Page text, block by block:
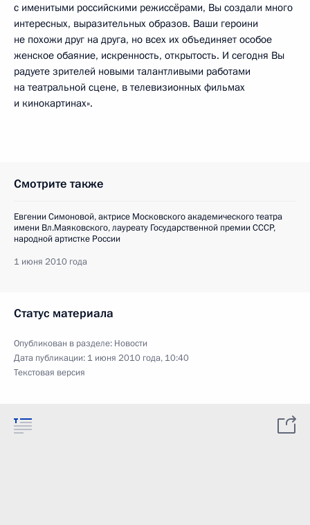
с именитыми российскими режиссёрами, Вы создали много
интересных, выразительных образов. Ваши героини
не похожи друг на друга, но всех их объединяет особое
женское обаяние, искренность, открытость. И сегодня Вы
радуете зрителей новыми талантливыми работами
на театральной сцене, в телевизионных фильмах
и кинокартинах».
Смотрите также
Евгении Симоновой, актрисе Московского академического театра
имени Вл.Маяковского, лауреату Государственной премии СССР,
народной артистке России
1 июня 2010 года
Статус материала
Опубликован в разделе: Новости
Дата публикации: 1 июня 2010 года, 10:40
Текстовая версия